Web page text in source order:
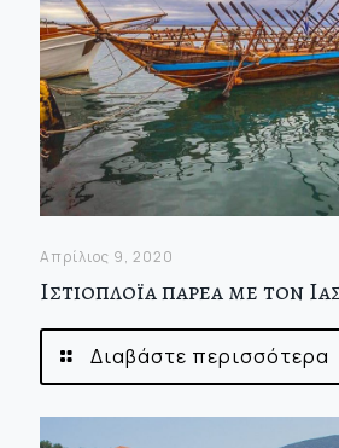
Απρίλιος 9, 2020
Ιστιοπλοϊα παρεα με τον
Διαβάστε περισσότερα